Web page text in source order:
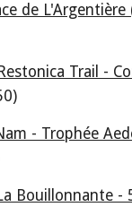
de
Trail -
- Trophée
Bouillonnante -